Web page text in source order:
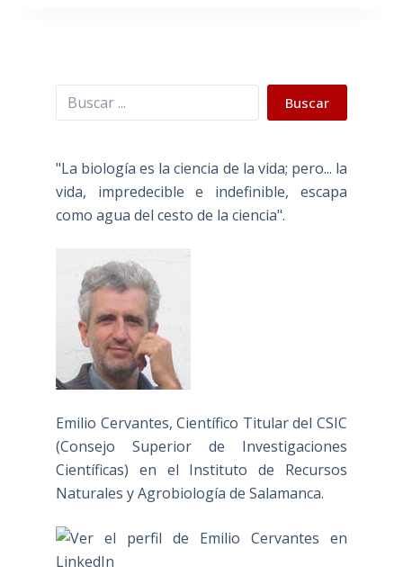
Buscar Buscar
"La biología es la ciencia de la vida; pero... la
vida, impredecible e indefinible, escapa
como agua del cesto de la ciencia".
Emilio Cervantes, Científico Titular del CSIC
(Consejo Superior de Investigaciones
Científicas) en el Instituto de Recursos
Naturales y Agrobiología de Salamanca.